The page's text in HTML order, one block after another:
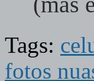
Tags:
fotos